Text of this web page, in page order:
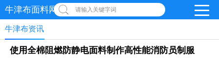
牛津布面料网 请输入关键字词
牛津布资讯
使用全棉阻燃防静电面料制作高性能消防员制服